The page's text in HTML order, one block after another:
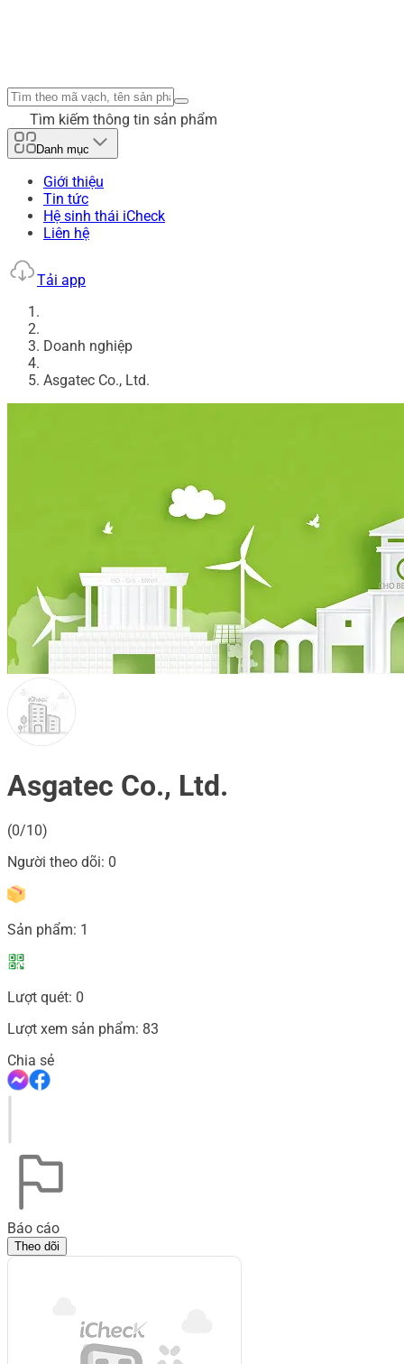
Tìm kiếm thông tin sản phẩm
Danh mục
Giới thiệu
Tin tức
Hệ sinh thái iCheck
Liên hệ
Tải app
Doanh nghiệp
Asgatec Co., Ltd.
Asgatec Co., Ltd.
(0/10)
Người theo dõi: 0
Sản phẩm: 1
Lượt quét: 0
Lượt xem sản phẩm: 83
Chia sẻ
Báo cáo
Theo dõi